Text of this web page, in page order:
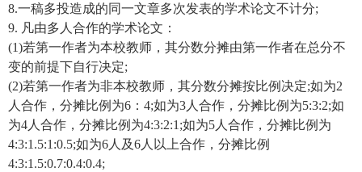
8.一稿多投造成的同一文章多次发表的学术论文不计分;
9. 凡由多人合作的学术论文：
(1)若第一作者为本校教师，其分数分摊由第一作者在总分不
变的前提下自行决定;
(2)若第一作者为非本校教师，其分数分摊按比例决定;如为2
人合作，分摊比例为6：4;如为3人合作，分摊比例为5:3:2;如
为4人合作，分摊比例为4:3:2:1;如为5人合作，分摊比例为
4:3:1.5:1:0.5;如为6人及6人以上合作，分摊比例
4:3:1.5:0.7:0.4:0.4;